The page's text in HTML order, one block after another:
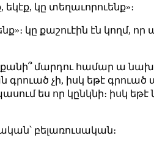
եկէք, կը տեղաւորուենք»։
կը քաշուէին էն կողմ,
քանի՞ մարդու համար ա
չի, իսկ եթէ գրուած ա
ես որ կընկնի։ իսկ եթէ
բելառուսական։